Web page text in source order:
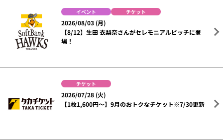
イベント チケット
2026/08/03 (月)
【8/12】生田 衣梨奈さんがセレモニアルピッチに登
場！
チケット
2026/07/28 (火)
【1枚1,600円～】9月のおトクなチケット※7/30更新